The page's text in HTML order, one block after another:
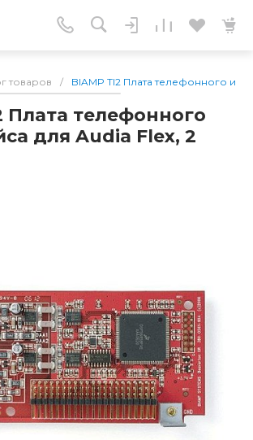
товаров / BIAMP TI2 Плата телефонного
Плата телефонного
для Audia Flex, 2